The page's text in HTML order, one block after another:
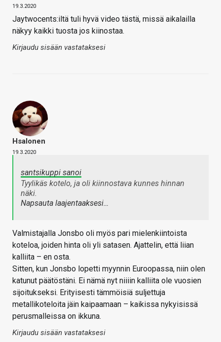
19.3.2020
Jaytwocents:iltä tuli hyvä video tästä, missä aikalailla
näkyy kaikki tuosta jos kiinostaa.
Kirjaudu sisään vastataksesi
Hsalonen
19.3.2020
santsikuppi sanoi
Tyylikäs kotelo, ja oli kiinnostava kunnes hinnan
näki.
Napsauta laajentaaksesi…
Valmistajalla Jonsbo oli myös pari mielenkiintoista
koteloa, joiden hinta oli yli satasen. Ajattelin, että liian
kalliita – en osta.
Sitten, kun Jonsbo lopetti myynnin Euroopassa, niin olen
katunut päätöstäni. Ei nämä nyt niiiin kalliita ole vuosien
sijoitukseksi. Erityisesti tämmöisiä suljettuja
metallikoteloita jäin kaipaamaan – kaikissa nykyisissä
perusmalleissa on ikkuna.
Kirjaudu sisään vastataksesi